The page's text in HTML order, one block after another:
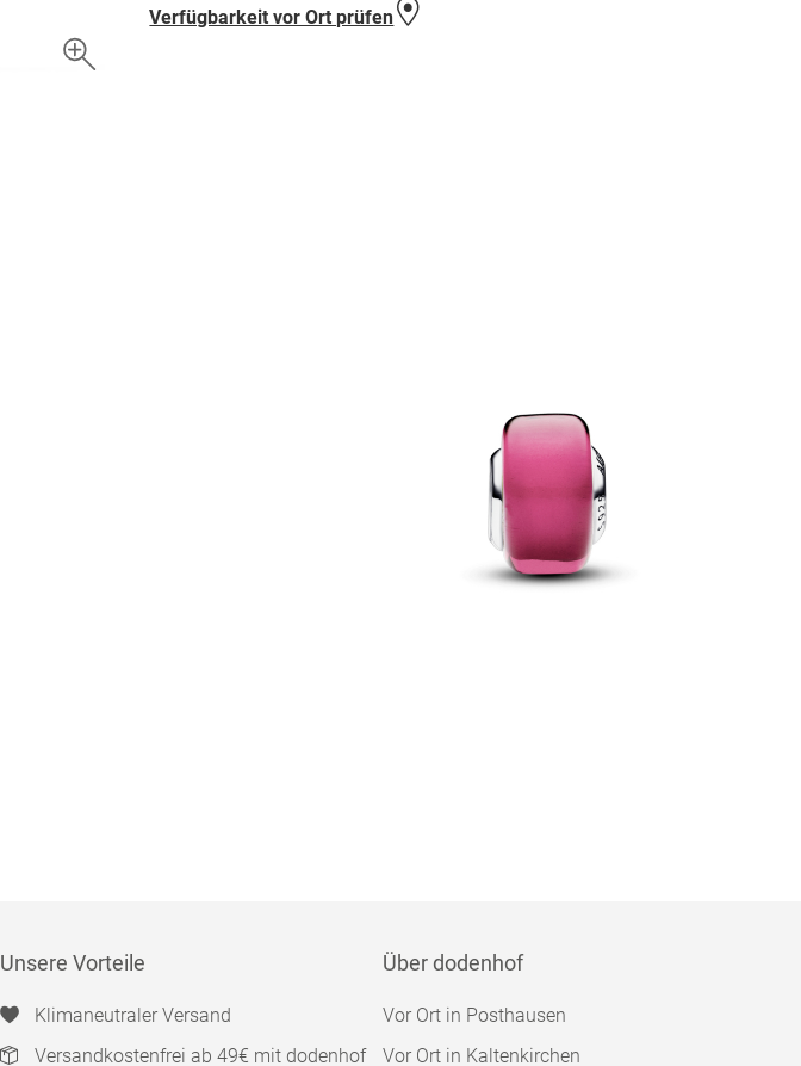
Verfügbarkeit vor Ort prüfen
Unsere Vorteile
Klimaneutraler Versand
Versandkostenfrei ab 49€ mit dodenhof
Über dodenhof
Vor Ort in Posthausen
Vor Ort in Kaltenkirchen